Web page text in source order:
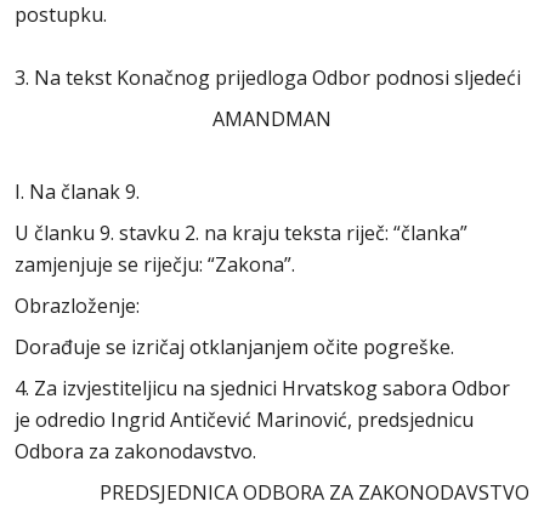
postupku.
3. Na tekst Konačnog prijedloga Odbor podnosi sljedeći
AMANDMAN
I. Na članak 9.
U članku 9. stavku 2. na kraju teksta riječ: “članka”
zamjenjuje se riječju: “Zakona”.
Obrazloženje:
Dorađuje se izričaj otklanjanjem očite pogreške.
4. Za izvjestiteljicu na sjednici Hrvatskog sabora Odbor
je odredio Ingrid Antičević Marinović, predsjednicu
Odbora za zakonodavstvo.
PREDSJEDNICA ODBORA ZA ZAKONODAVSTVO